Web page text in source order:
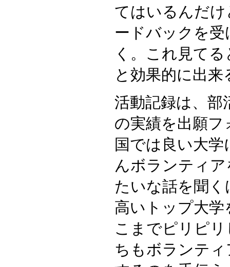
てはいるんだ
ードバックを
く。これ見て
と効果的に出
活動記録は、
の実績を出願フ
国では良い大
んボランティ
たいな話を聞
高いトップ大
こまでピリピ
ちもボランテ